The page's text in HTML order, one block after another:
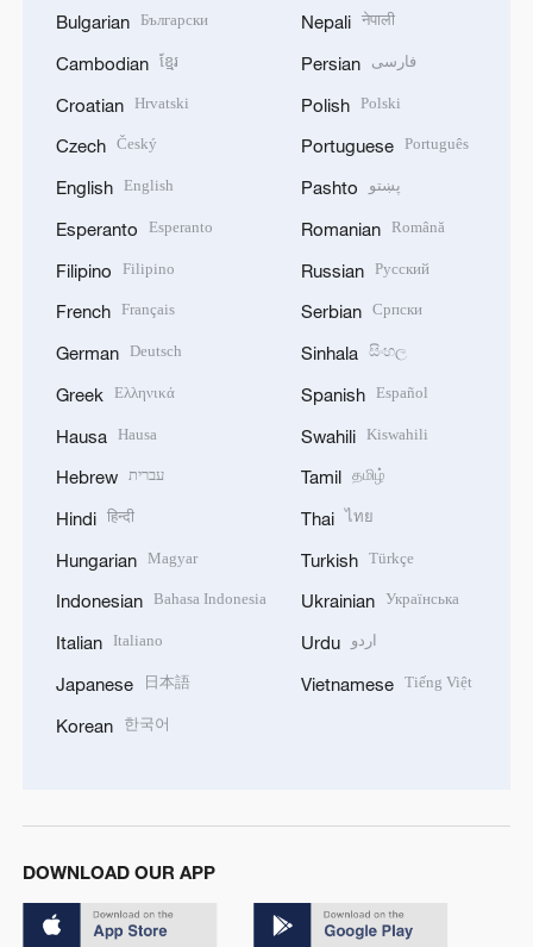
Bulgarian Български
Cambodian ខ្មែរ
Croatian Hrvatski
Czech Český
English English
Esperanto Esperanto
Filipino Filipino
French Français
German Deutsch
Greek Ελληνικά
Hausa Hausa
Hebrew עברית
Hindi हिन्दी
Hungarian Magyar
Indonesian Bahasa Indonesia
Italian Italiano
Japanese 日本語
Korean 한국어
Nepali नेपाली
Persian فارسی
Polish Polski
Portuguese Português
Pashto پښتو
Romanian Română
Russian Русский
Serbian Српски
Sinhala සිංහල
Spanish Español
Swahili Kiswahili
Tamil தமிழ்
Thai ไทย
Turkish Türkçe
Ukrainian Українська
Urdu اردو
Vietnamese Tiếng Việt
DOWNLOAD OUR APP